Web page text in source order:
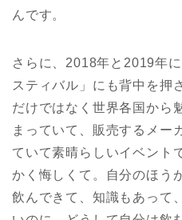
んです。
さらに、2018年と2019年
スティバル」にも背中を押
だけではなく世界各国から
まっていて、販売するメー
ていて素晴らしいイベント
かく悔しくて。自分のほう
飲んできて、知識もあって